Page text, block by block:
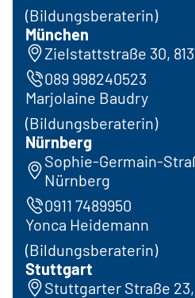
(Bildungsberaterin)
München
Zielstattstraße 30,
089 998240523
Marjolaine Baudry
(Bildungsberaterin)
Nürnberg
Sophie-Germain-
Nürnberg
0911 7489950
Yonca Heidemann
(Bildungsberaterin)
Stuttgart
Stuttgarter Straße